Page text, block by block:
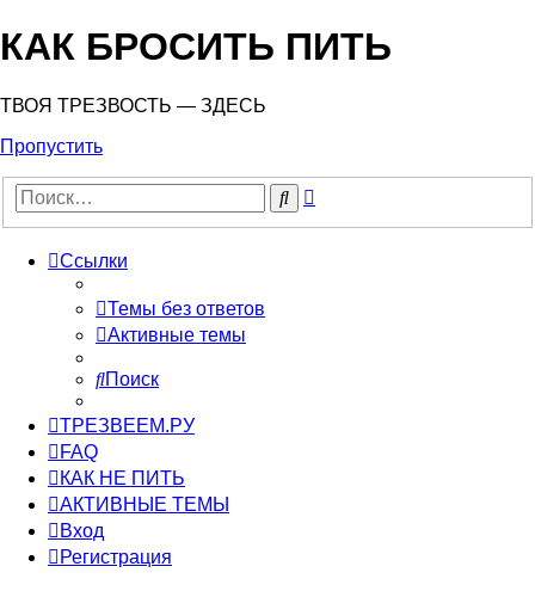
КАК БРОСИТЬ ПИТЬ
ТВОЯ ТРЕЗВОСТЬ — ЗДЕСЬ
Пропустить
Поиск
Ссылки
Темы без ответов
Активные темы
Поиск
ТРЕЗВЕЕМ.РУ
FAQ
КАК НЕ ПИТЬ
АКТИВНЫЕ ТЕМЫ
Вход
Регистрация